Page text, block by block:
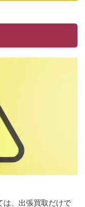
は、出張買取だけで